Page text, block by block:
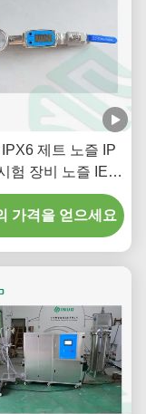
IPX6 제트 노즐 IP
험 장비 노즐 IEC
60529
가격을 얻으세요